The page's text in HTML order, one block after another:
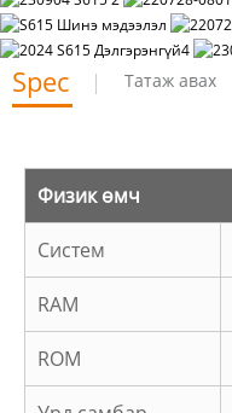
Spec Татаж авах
Физик өмч
Систем
RAM
ROM